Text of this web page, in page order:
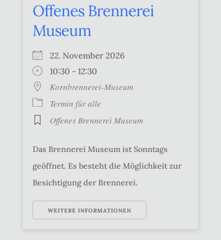
Offenes Brennerei
Museum
22. November 2026
10:30 - 12:30
Kornbrennerei-Museum
Termin für alle
Offenes Brennerei Museum
Das Brennerei Museum ist Sonntags
geöffnet. Es besteht die Möglichkeit zur
Besichtigung der Brennerei.
WEITERE INFORMATIONEN